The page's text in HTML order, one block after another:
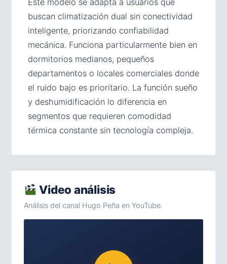
Este modelo se adapta a usuarios que
buscan climatización dual sin conectividad
inteligente, priorizando confiabilidad
mecánica. Funciona particularmente bien en
dormitorios medianos, pequeños
departamentos o locales comerciales donde
el ruido bajo es prioritario. La función sueño
y deshumidificación lo diferencia en
segmentos que requieren comodidad
térmica constante sin tecnología compleja.
Video análisis
Análisis del canal Hugo Peña en YouTube.